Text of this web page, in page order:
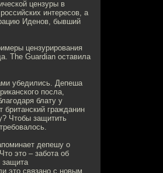
цензуры в
интересов, а
Иденов, бывший
цензурирования
The Guardian оставила
убедились. Депеша
посла,
блату у
гражданин
Чтобы защитить
депешу о
это – забота об
защита
это связано с новым